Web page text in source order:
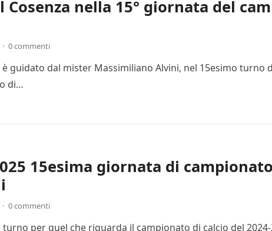
Cosenza nella 15° giornata del
· 0 commenti
è guidato dal mister Massimiliano Alvini, nel 15esimo turno
di…
15esima giornata di
· 0 commenti
per quel che riguarda il campionato di calcio del 2024-